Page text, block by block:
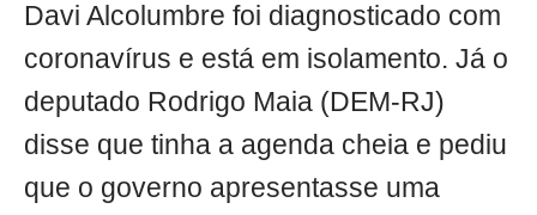
Davi Alcolumbre foi diagnosticado com
coronavírus e está em isolamento. Já o
deputado Rodrigo Maia (DEM-RJ)
disse que tinha a agenda cheia e pediu
que o governo apresentasse uma